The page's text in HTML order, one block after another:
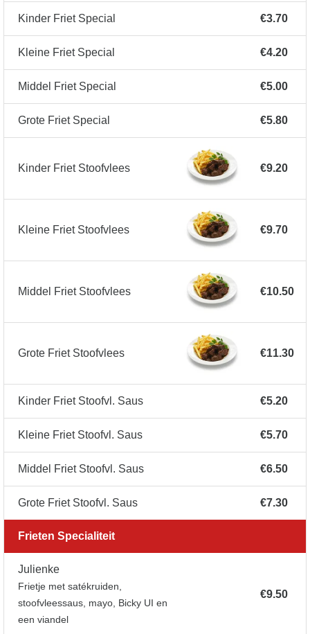
Kinder Friet Special €3.70
Kleine Friet Special €4.20
Middel Friet Special €5.00
Grote Friet Special €5.80
Kinder Friet Stoofvlees €9.20
Kleine Friet Stoofvlees €9.70
Middel Friet Stoofvlees €10.50
Grote Friet Stoofvlees €11.30
Kinder Friet Stoofvl. Saus €5.20
Kleine Friet Stoofvl. Saus €5.70
Middel Friet Stoofvl. Saus €6.50
Grote Friet Stoofvl. Saus €7.30
Frieten Specialiteit
Julienke
Frietje met satékruiden,
stoofvleessaus, mayo, Bicky UI en
een viandel
€9.50